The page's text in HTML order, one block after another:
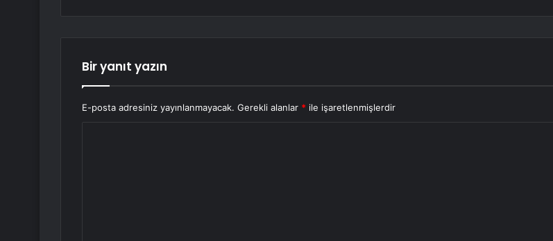
Bir yanıt yazın
E-posta adresiniz yayınlanmayacak. Gerekli alanlar * ile işaretlenmişlerdir